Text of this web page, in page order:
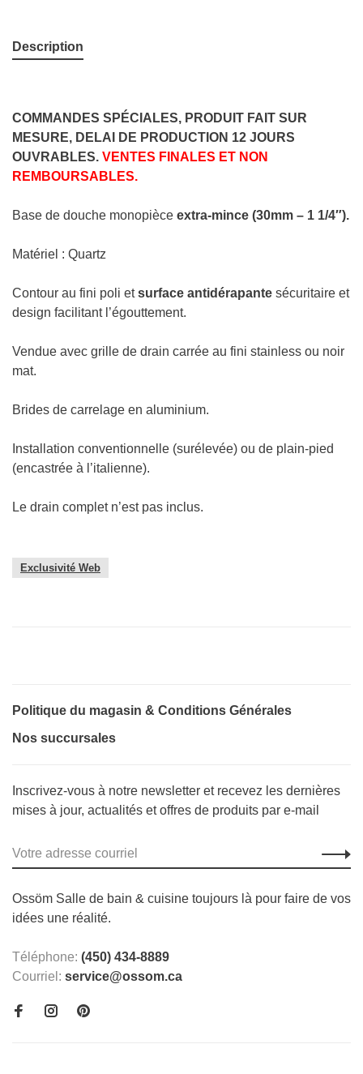
Description
COMMANDES SPÉCIALES, PRODUIT FAIT SUR
MESURE, DELAI DE PRODUCTION 12 JOURS
OUVRABLES. VENTES FINALES ET NON
REMBOURSABLES.
Base de douche monopièce extra-mince (30mm – 1 1/4″).
Matériel : Quartz
Contour au fini poli etsurface antidérapante sécuritaire et
design facilitant l’égouttement.
Vendue avec grille de drain carrée au fini stainless ou noir
mat.
Brides de carrelage en aluminium.
Installation conventionnelle (surélevée) ou de plain-pied
(encastrée à l’italienne).
Le drain complet n’est pas inclus.
Exclusivité Web
Politique du magasin & Conditions Générales
Nos succursales
Inscrivez-vous à notre newsletter et recevez les dernières
mises à jour, actualités et offres de produits par e-mail
Ossöm Salle de bain & cuisine toujours là pour faire de vos
idées une réalité.
Téléphone: (450) 434-8889
Courriel: service@ossom.ca